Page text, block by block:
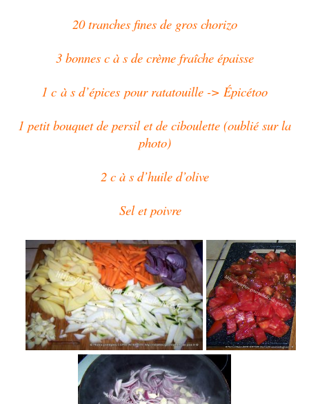
20 tranches fines de gros chorizo
3 bonnes c à s de crème fraîche épaisse
1 c à s d’épices pour ratatouille -> Épicétoo
1 petit bouquet de persil et de ciboulette (oublié sur la
photo)
2 c à s d’huile d’olive
Sel et poivre